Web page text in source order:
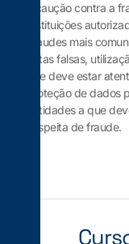
Precaução contra a
Instituições
Fraudes mais
notas falsas,
que deve estar
Proteção de dados
Entidades a que
suspeita de fraude.